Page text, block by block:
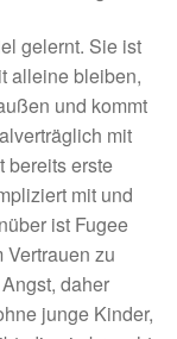
gelernt. Sie ist
alleine bleiben,
und kommt
mit
bereits erste
mit und
ist Fugee
zu
daher
junge Kinder,